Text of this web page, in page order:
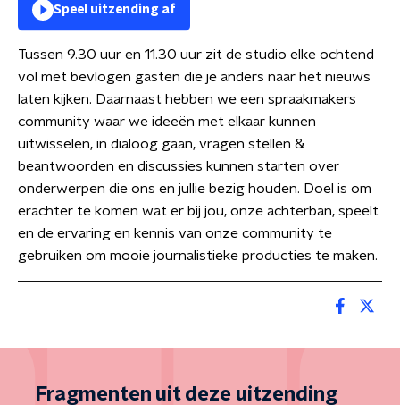
Speel uitzending af
Tussen 9.30 uur en 11.30 uur zit de studio elke ochtend
vol met bevlogen gasten die je anders naar het nieuws
laten kijken. Daarnaast hebben we een spraakmakers
community waar we ideeën met elkaar kunnen
uitwisselen, in dialoog gaan, vragen stellen &
beantwoorden en discussies kunnen starten over
onderwerpen die ons en jullie bezig houden. Doel is om
erachter te komen wat er bij jou, onze achterban, speelt
en de ervaring en kennis van onze community te
gebruiken om mooie journalistieke producties te maken.
Fragmenten uit deze uitzending